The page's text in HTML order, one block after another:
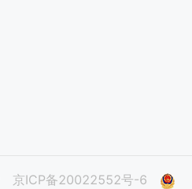
京ICP备20022552号-6